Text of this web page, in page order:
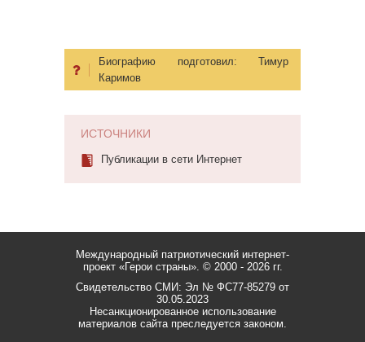
Биографию подготовил: Тимур
Каримов
ИСТОЧНИКИ
Публикации в сети Интернет
Международный патриотический интернет-
проект «Герои страны». © 2000 - 2026 гг.
Свидетельство СМИ: Эл № ФС77-85279 от
30.05.2023
Несанкционированное использование
материалов сайта преследуется законом.